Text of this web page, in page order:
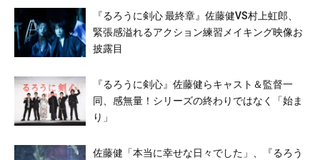
『るろうに剣心 最終章』佐藤健VS村上虹郎、
緊張感溢れるアクション練習メイキング映像お
披露目
『るろうに剣心』佐藤健らキャスト＆監督一
同、感無量！シリーズの終わりではなく「始ま
り」
佐藤健「本当に幸せな日々でした」、『るろう